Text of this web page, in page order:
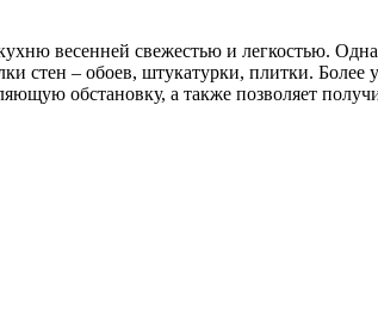
весенней свежестью и легкостью.
стен – обоев, штукатурки, плитки. Более
обстановку, а также позволяет